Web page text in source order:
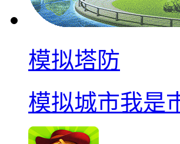
模拟塔防
模拟城市我是